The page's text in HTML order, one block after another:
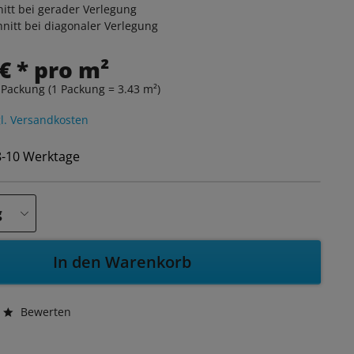
bei gerader Verlegung
bei diagonaler Verlegung
* pro m²
(1 Packung = 3.43 m²)
Versandkosten
Werktage
In den Warenkorb
Bewerten